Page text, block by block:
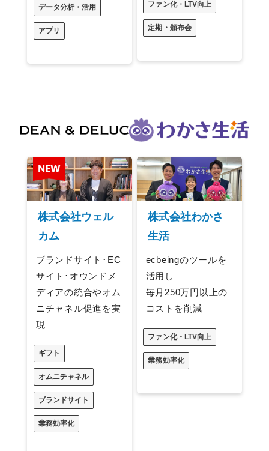
データ分析・活用
アプリ
ファン化・LTV向上
定期・頒布会
株式会社ウェル
カム
ブランドサイト･EC
サイト･オウンドメ
ディアの統合やオム
ニチャネル促進を実
現
ギフト
オムニチャネル
ブランドサイト
業務効率化
株式会社わかさ
生活
ecbeingのツールを
活用し
毎月250万円以上の
コストを削減
ファン化・LTV向上
業務効率化